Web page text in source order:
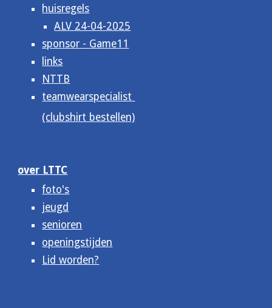
huisregels
ALV 24-04-2025
sponsor - Game11
links
NTTB
teamwearspecialist
(clubshirt bestellen)
over LTTC
foto's
jeugd
senioren
openingstijden
Lid worden?